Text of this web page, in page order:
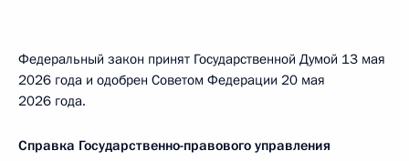
Федеральный закон принят Государственной Думой 13 мая
2026 года и одобрен Советом Федерации 20 мая
2026 года.
Справка Государственно-правового управления